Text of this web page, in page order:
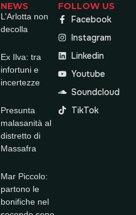
NEWS
L’Arlotta non
decolla
Ex Ilva: tra
infortuni e
incertezze
Presunta
malasanità al
distretto di
Massafra
Mar Piccolo:
partono le
bonifiche nel
FOLLOW US
Facebook
Instagram
Linkedin
Youtube
Soundcloud
TikTok